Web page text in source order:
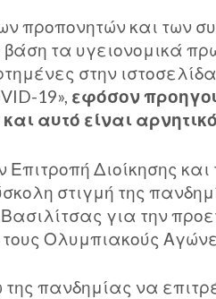
προπονητών και των
τα υγειονομικά
στην
19», εφόσον
και αυτό είναι αρνητικό
Επιτροπή Διοίκησης
στιγμή της
για την
Ολυμπιακούς
πανδημίας να